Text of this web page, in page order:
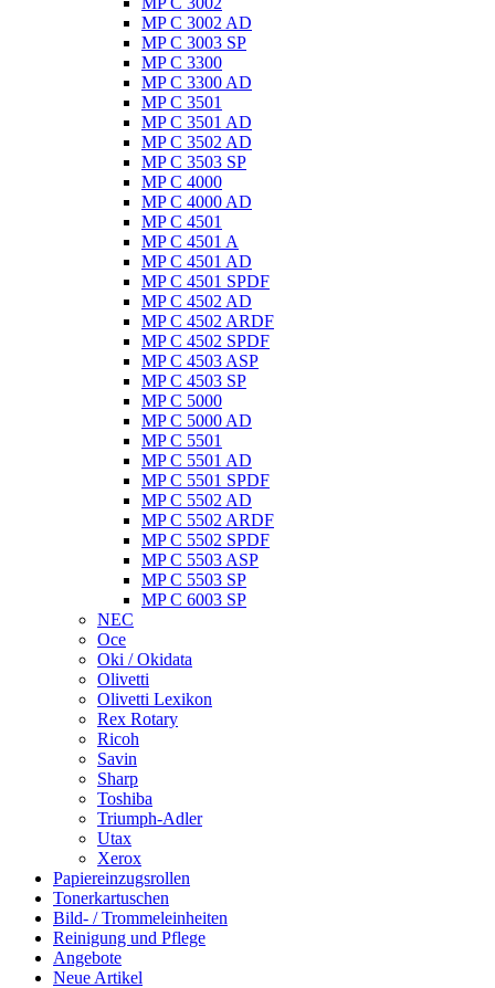
MP C 3002 AD
MP C 3003 SP
MP C 3300
MP C 3300 AD
MP C 3501
MP C 3501 AD
MP C 3502 AD
MP C 3503 SP
MP C 4000
MP C 4000 AD
MP C 4501
MP C 4501 A
MP C 4501 AD
MP C 4501 SPDF
MP C 4502 AD
MP C 4502 ARDF
MP C 4502 SPDF
MP C 4503 ASP
MP C 4503 SP
MP C 5000
MP C 5000 AD
MP C 5501
MP C 5501 AD
MP C 5501 SPDF
MP C 5502 AD
MP C 5502 ARDF
MP C 5502 SPDF
MP C 5503 ASP
MP C 5503 SP
MP C 6003 SP
NEC
Oce
Oki / Okidata
Olivetti
Olivetti Lexikon
Rex Rotary
Ricoh
Savin
Sharp
Toshiba
Triumph-Adler
Utax
Xerox
Papiereinzugsrollen
Tonerkartuschen
Bild- / Trommeleinheiten
Reinigung und Pflege
Angebote
Neue Artikel